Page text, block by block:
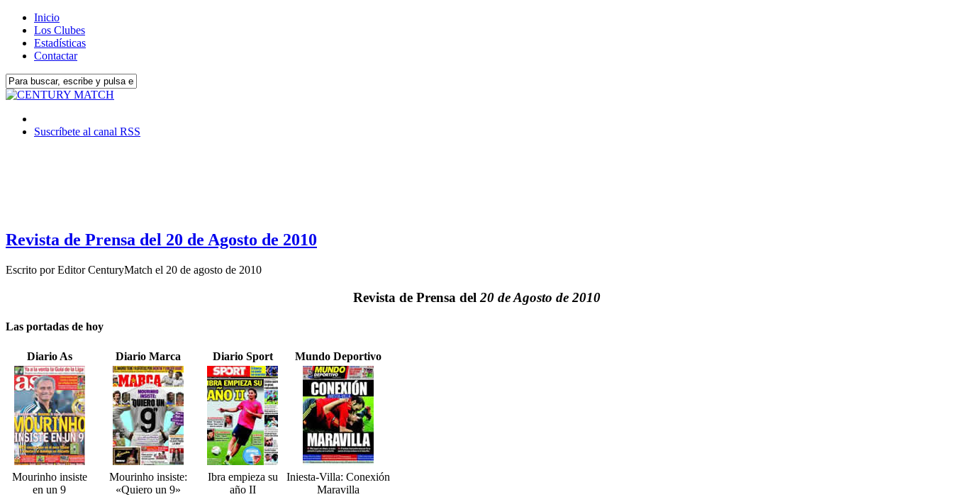
Inicio
Los Clubes
Estadísticas
Contactar
Suscríbete al canal RSS
Revista de Prensa del 20 de Agosto de 2010
Escrito porEditor CenturyMatch el 20 de agosto de 2010
Revista de Prensa del 20 de Agosto de 2010
Las portadas de hoy
Diario As Diario Marca Diario Sport Mundo Deportivo
Mourinho insiste
en un 9
Mourinho insiste:
«Quiero un 9»
Ibra empieza su
año II
Iniesta-Villa: Conexión
Maravilla